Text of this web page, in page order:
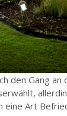
den Gang
Art